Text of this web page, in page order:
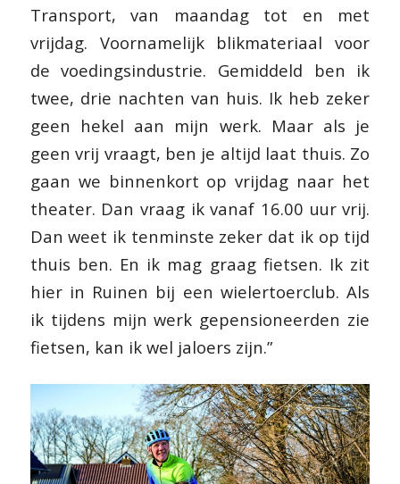
Transport, van maandag tot en met
vrijdag. Voornamelijk blikmateriaal voor
de voedingsindustrie. Gemiddeld ben ik
twee, drie nachten van huis. Ik heb zeker
geen hekel aan mijn werk. Maar als je
geen vrij vraagt, ben je altijd laat thuis. Zo
gaan we binnenkort op vrijdag naar het
theater. Dan vraag ik vanaf 16.00 uur vrij.
Dan weet ik tenminste zeker dat ik op tijd
thuis ben. En ik mag graag fietsen. Ik zit
hier in Ruinen bij een wielertoerclub. Als
ik tijdens mijn werk gepensioneerden zie
fietsen, kan ik wel jaloers zijn.”